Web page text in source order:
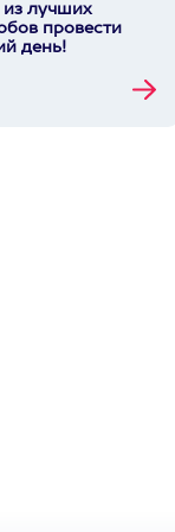
лучших
провести
день!